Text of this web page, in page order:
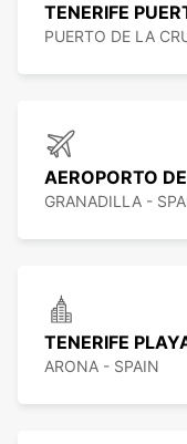
TENERIFE
PUERTO DE LA
AEROPORTO
GRANADILLA -
TENERIFE
ARONA - SPAIN